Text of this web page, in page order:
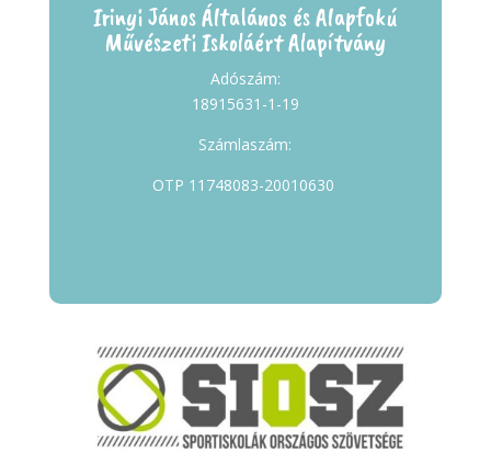
Irinyi János Általános és Alapfokú
Művészeti Iskoláért Alapítvány
Adószám:
18915631-1-19
Számlaszám:
OTP 11748083-20010630